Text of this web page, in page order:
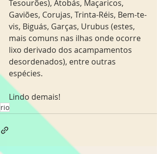
Tesourões), Atobás, Maçaricos,
Gaviões, Corujas, Trinta-Réis, Bem-te-
vis, Biguás, Garças, Urubus (estes,
mais comuns nas ilhas onde ocorre
lixo derivado dos acampamentos
desordenados), entre outras
espécies.
Lindo demais!
rio